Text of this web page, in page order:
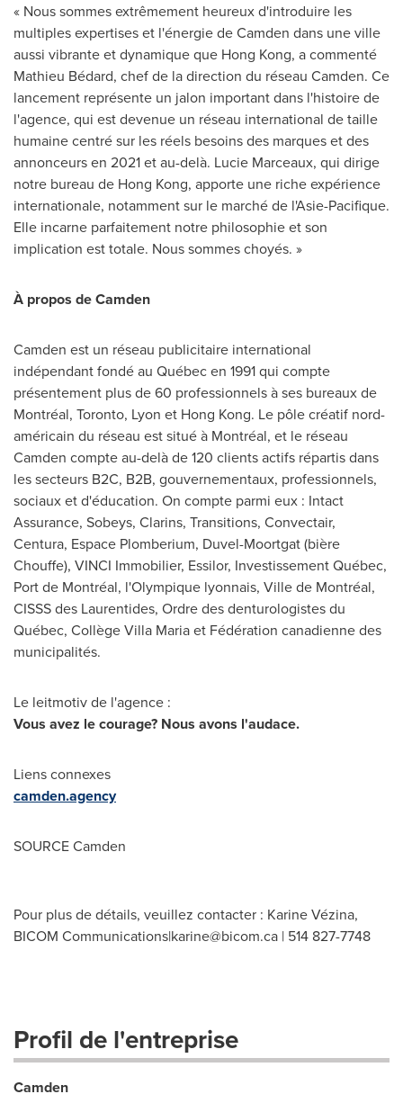
« Nous sommes extrêmement heureux d'introduire les
multiples expertises et l'énergie de Camden dans une ville
aussi vibrante et dynamique que Hong Kong, a commenté
Mathieu Bédard, chef de la direction du réseau Camden. Ce
lancement représente un jalon important dans l'histoire de
l'agence, qui est devenue un réseau international de taille
humaine centré sur les réels besoins des marques et des
annonceurs en 2021 etau-delà. Lucie Marceaux, qui dirige
notre bureau de Hong Kong, apporte une riche expérience
internationale, notamment sur le marché de l'Asie-Pacifique.
Elle incarne parfaitement notre philosophie et son
implication est totale. Nous sommes choyés. »
À propos de Camden
Camden est un réseau publicitaire international
indépendant fondé au Québec en 1991 qui compte
présentement plus de 60 professionnels à ses bureaux de
Montréal, Toronto, Lyon et Hong Kong. Le pôle créatif nord-
américain du réseau est situé à Montréal, et le réseau
Camden compte au-delà de 120 clients actifs répartis dans
les secteurs B2C, B2B, gouvernementaux, professionnels,
sociaux et d'éducation. On compte parmi eux : Intact
Assurance, Sobeys, Clarins, Transitions, Convectair,
Centura, Espace Plomberium, Duvel-Moortgat (bière
Chouffe), VINCI Immobilier, Essilor, Investissement Québec,
Port de Montréal, l'Olympique lyonnais, Ville de Montréal,
CISSS des Laurentides, Ordre des denturologistes du
Québec, Collège Villa Maria et Fédération canadienne des
municipalités.
Le leitmotiv de l'agence :
Vous avez le courage? Nous avons l'audace.
Liens connexes
camden.agency
SOURCE Camden
Pour plus de détails, veuillez contacter : Karine Vézina,
BICOM Communications|karine@bicom.ca | 514 827-7748
Profil de l'entreprise
Camden